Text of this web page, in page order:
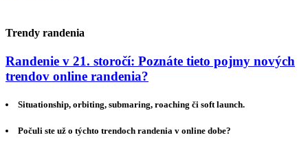
Trendy randenia
Randenie v 21. storočí: Poznáte tieto pojmy nových
trendov online randenia?
Situationship, orbiting, submaring, roaching či soft launch.
Počuli ste už o týchto trendoch randenia v online dobe?